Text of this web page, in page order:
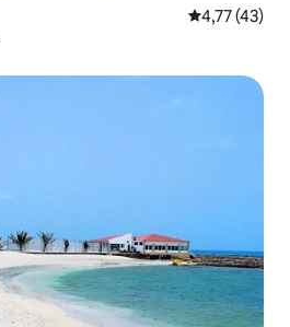
4,77 de uma
4,77 (43)